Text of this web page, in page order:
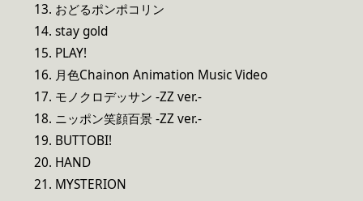
13. おどるポンポコリン
14. stay gold
15. PLAY!
16. 月色Chainon Animation Music Video
17. モノクロデッサン -ZZ ver.-
18. ニッポン笑顔百景 -ZZ ver.-
19. BUTTOBI!
20. HAND
21. MYSTERION